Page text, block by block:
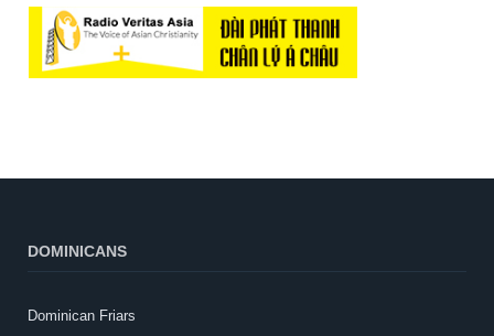
DOMINICANS
Dominican Friars